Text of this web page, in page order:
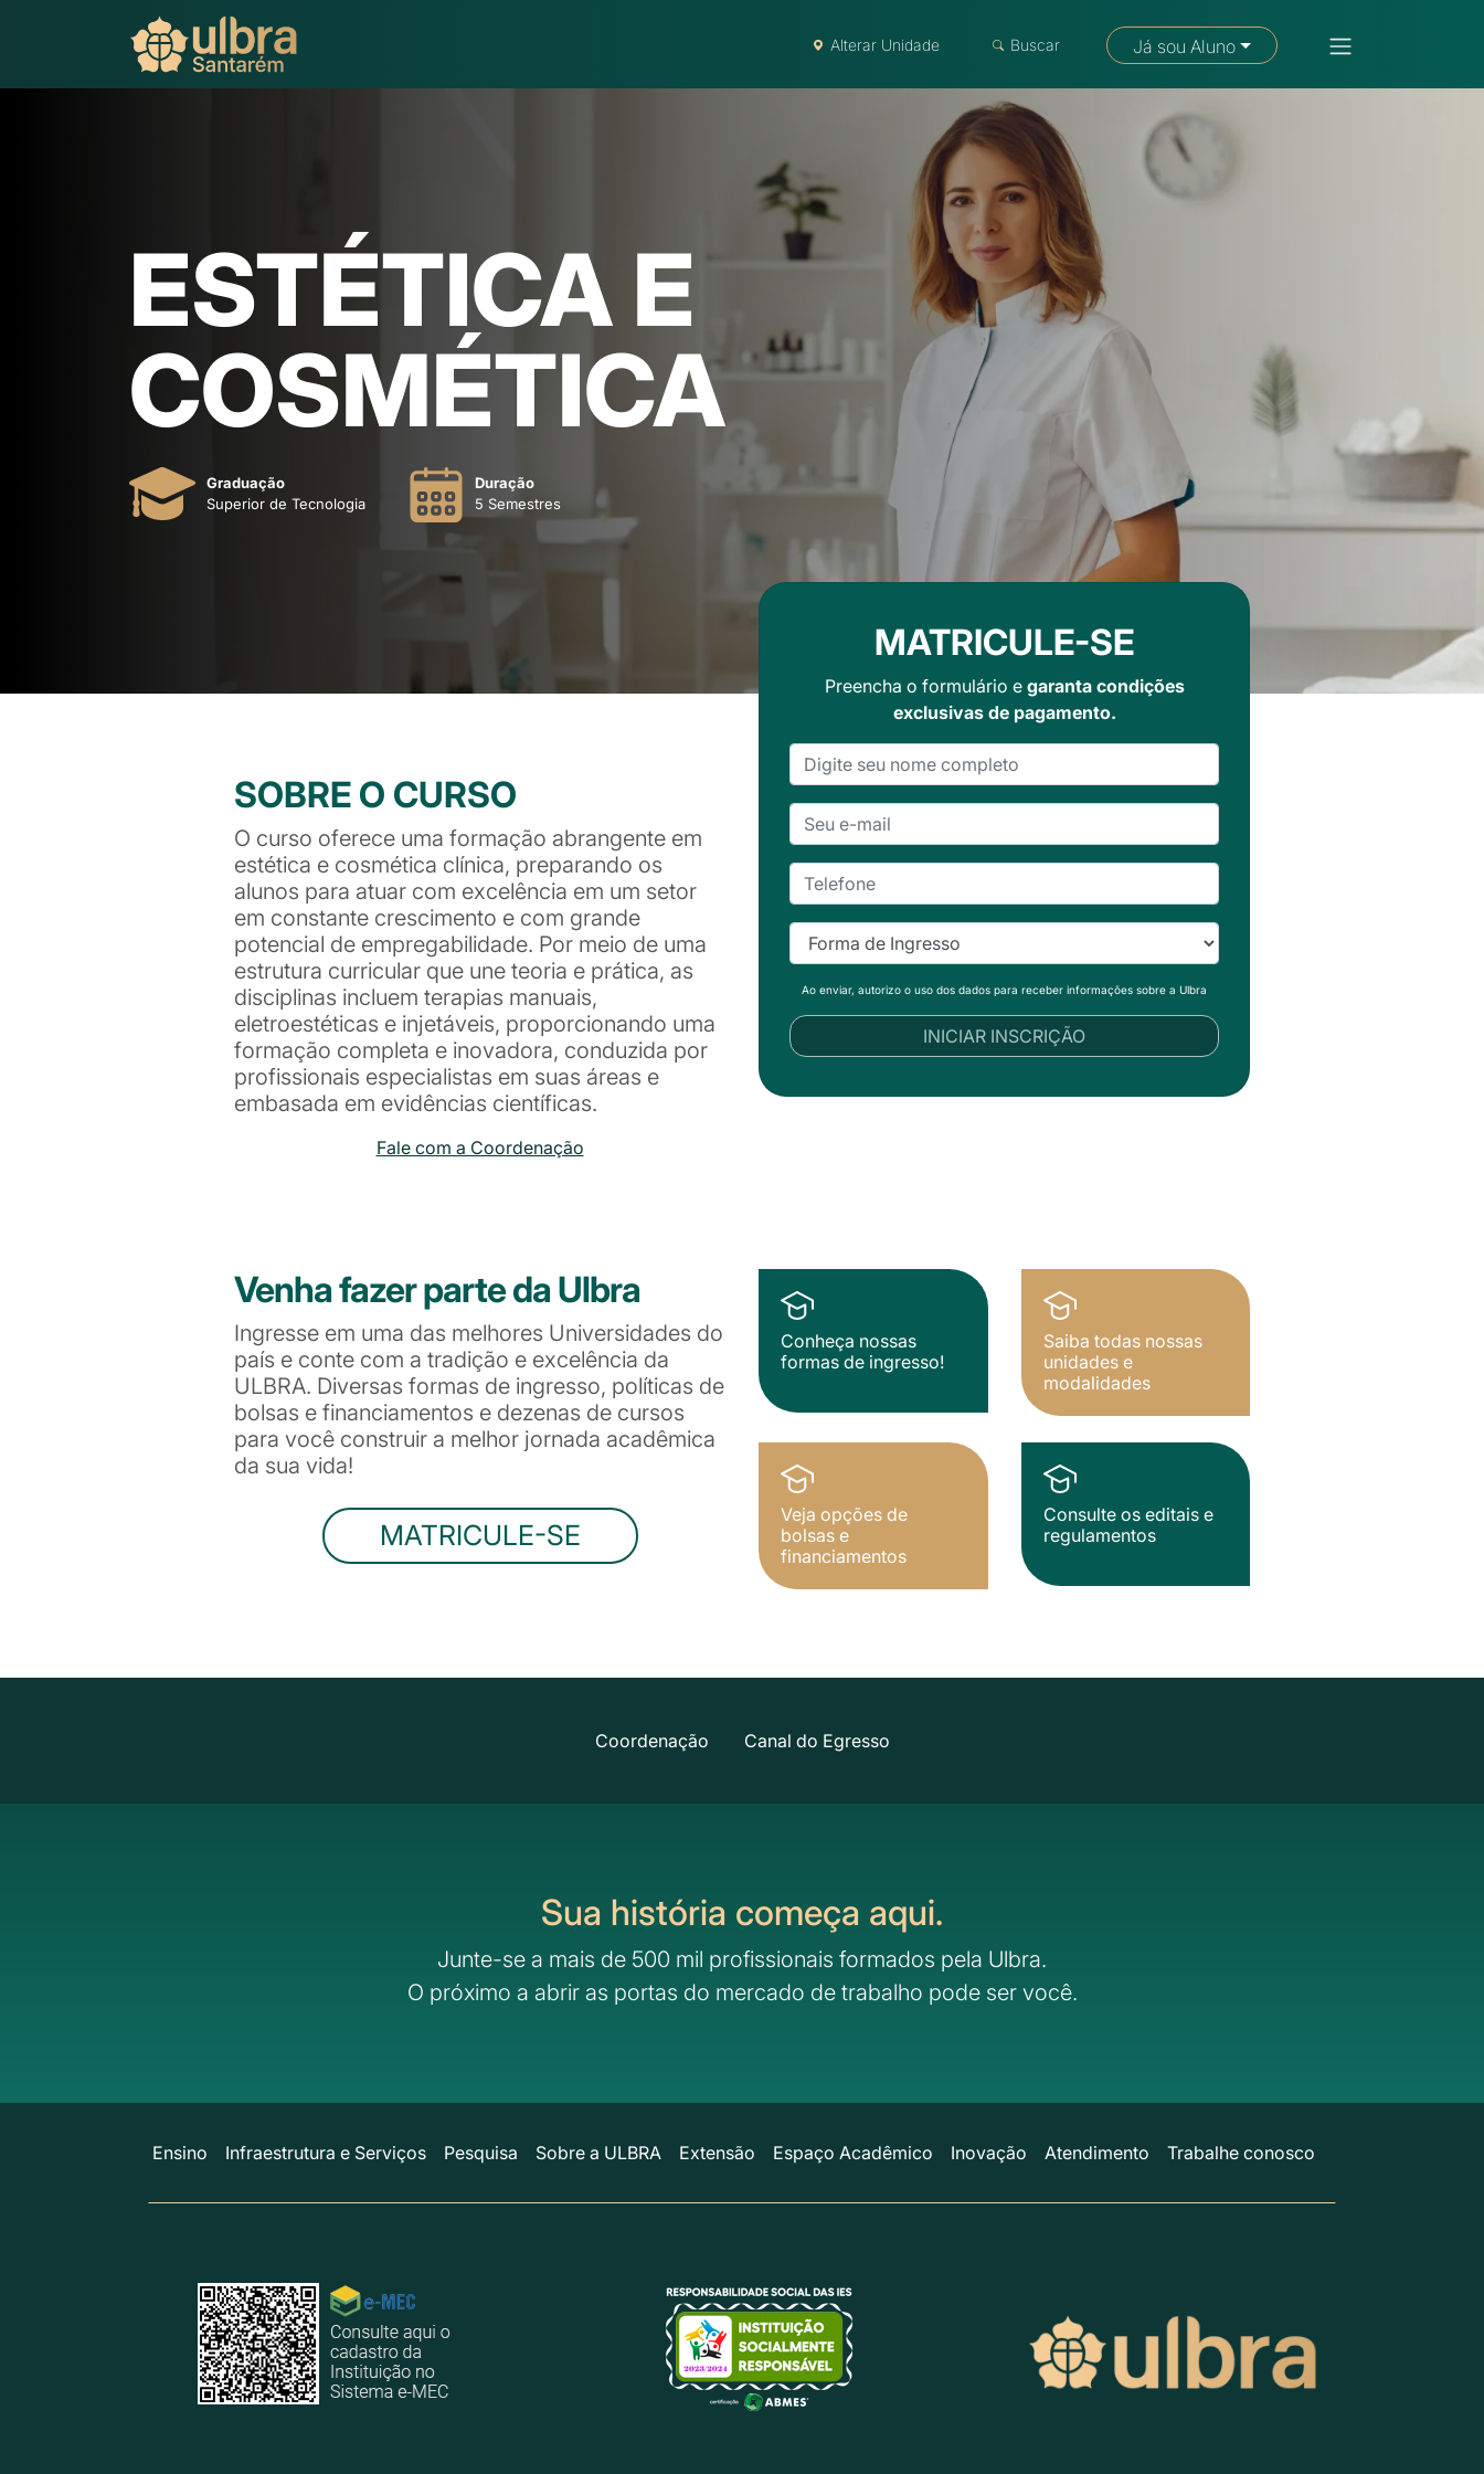
Fale com um consultor
Alterar Unidade Buscar Já sou Aluno
ESTÉTICA E
COSMÉTICA
Graduação
Superior de Tecnologia
Duração
5 Semestres
MATRICULE-SE
Preencha o formulário e garanta condições
exclusivas de pagamento.
Ao enviar, autorizo o uso dos dados para receber informações sobre a Ulbra
INICIAR INSCRIÇÃO
SOBRE O CURSO
O curso oferece uma formação abrangente em
estética e cosmética clínica, preparando os
alunos para atuar com excelência em um setor
em constante crescimento e com grande
potencial de empregabilidade. Por meio de uma
estrutura curricular que une teoria e prática, as
disciplinas incluem terapias manuais,
eletroestéticas e injetáveis, proporcionando uma
formação completa e inovadora, conduzida por
profissionais especialistas em suas áreas e
embasada em evidências científicas.
Fale com a Coordenação
Venha fazer parte da Ulbra
Ingresse em uma das melhores Universidades do
país e conte com a tradição e excelência da
ULBRA. Diversas formas de ingresso, políticas de
bolsas e financiamentos e dezenas de cursos
para você construir a melhor jornada acadêmica
da sua vida!
MATRICULE-SE
Conheça nossas
formas de ingresso!
Saiba todas nossas
unidades e
modalidades
Veja opções de
bolsas e
financiamentos
Consulte os editais e
regulamentos
Coordenação Canal do Egresso
Sua história começa aqui.
Junte-se a mais de 500 mil profissionais formados pela Ulbra.
O próximo a abrir as portas do mercado de trabalho pode ser você.
Ensino Infraestrutura e Serviços Pesquisa Sobre a ULBRA Extensão Espaço Acadêmico Inovação Atendimento Trabalhe conosco